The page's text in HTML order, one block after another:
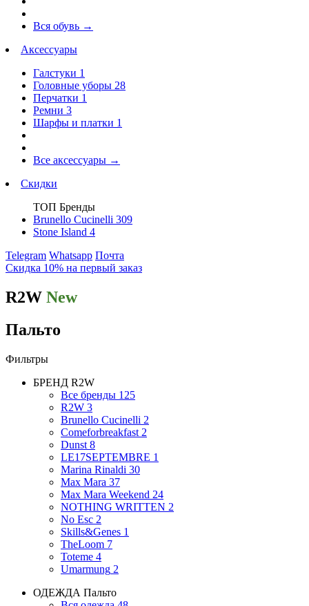
Вся обувь →
Аксессуары
Галстуки 1
Головные уборы 28
Перчатки 1
Ремни 3
Шарфы и платки 1
Все аксессуары →
Скидки
ТОП Бренды
Brunello Cucinelli 309
Stone Island 4
Telegram Whatsapp Почта
Скидка 10% на первый заказ
R2W New
Пальто
Фильтры
БРЕНД R2W
Все бренды 125
R2W 3
Brunello Cucinelli 2
Comeforbreakfast 2
Dunst 8
LE17SEPTEMBRE 1
Marina Rinaldi 30
Max Mara 37
Max Mara Weekend 24
NOTHING WRITTEN 2
No Esc 2
Skills&Genes 1
TheLoom 7
Toteme 4
Umarmung 2
ОДЕЖДА Пальто